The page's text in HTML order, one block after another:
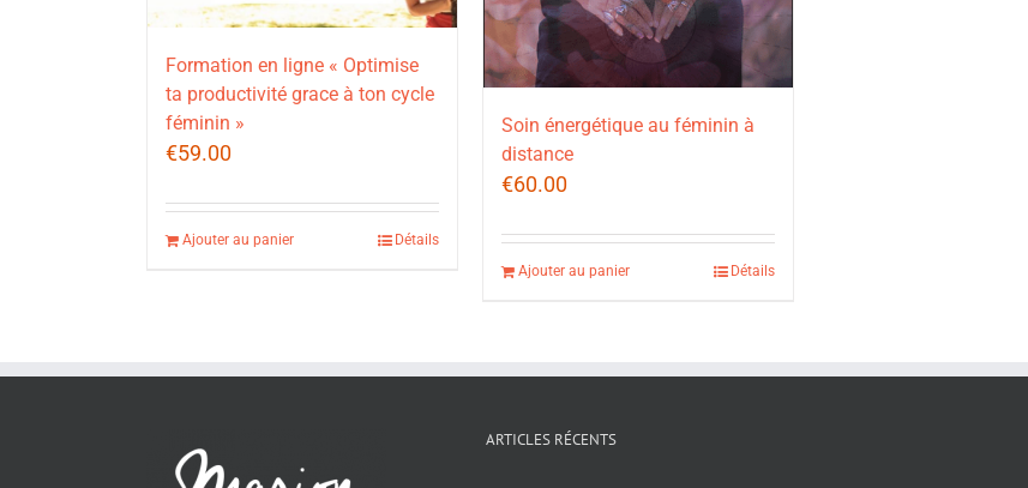
Formation en ligne « Optimise
ta productivité grace à ton cycle
féminin »
€59.00
Ajouter au panier Détails
Soin énergétique au féminin à
distance
€60.00
Ajouter au panier Détails
ARTICLES RÉCENTS